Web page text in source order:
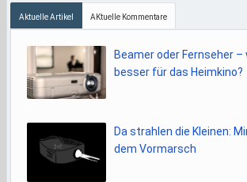
Aktuelle Artikel AKtuelle Kommentare
Beamer oder Fernseher
besser für das Heimkino?
Da strahlen die Kleinen:
dem Vormarsch